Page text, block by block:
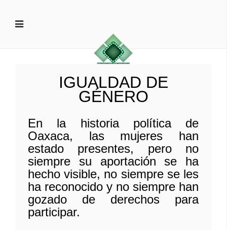
IGUALDAD DE
GÉNERO
En la historia política de
Oaxaca, las mujeres han
estado presentes, pero no
siempre su aportación se ha
hecho visible, no siempre se les
ha reconocido y no siempre han
gozado de derechos para
participar.